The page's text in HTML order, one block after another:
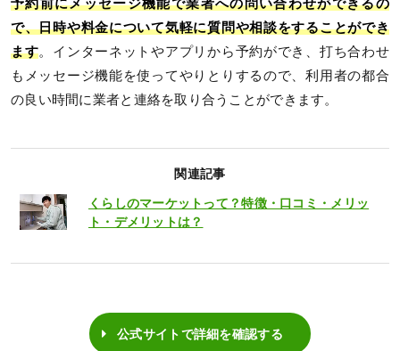
予約前にメッセージ機能で業者への問い合わせができるの
で、日時や料金について気軽に質問や相談をすることができ
ます。インターネットやアプリから予約ができ、打ち合わせ
もメッセージ機能を使ってやりとりするので、利用者の都合
の良い時間に業者と連絡を取り合うことができます。
関連記事
くらしのマーケットって？特徴・口コミ・メリッ
ト・デメリットは？
公式サイトで詳細を確認する